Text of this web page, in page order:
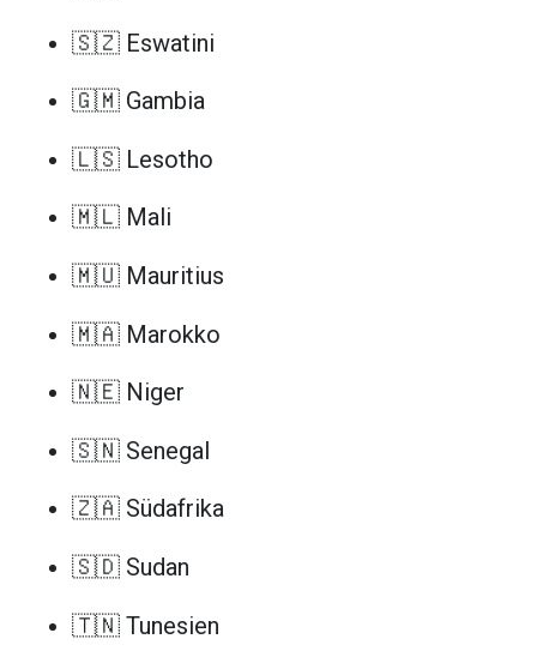
🇸🇿 Eswatini
🇬🇲 Gambia
🇱🇸 Lesotho
🇲🇱 Mali
🇲🇺 Mauritius
🇲🇦 Marokko
🇳🇪 Niger
🇸🇳 Senegal
🇿🇦 Südafrika
🇸🇩 Sudan
🇹🇳 Tunesien